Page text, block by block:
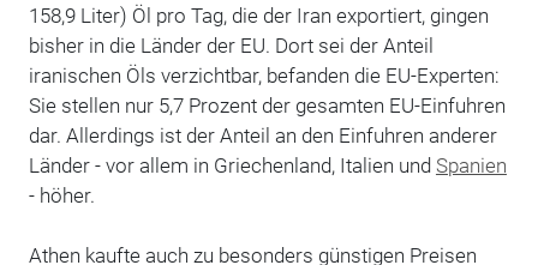
158,9 Liter) Öl pro Tag, die der Iran exportiert, gingen
bisher in die Länder der EU. Dort sei der Anteil
iranischen Öls verzichtbar, befanden die EU-Experten:
Sie stellen nur 5,7 Prozent der gesamten EU-Einfuhren
dar. Allerdings ist der Anteil an den Einfuhren anderer
Länder - vor allem in Griechenland, Italien und Spanien
- höher.
Athen kaufte auch zu besonders günstigen Preisen